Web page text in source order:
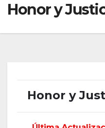
Honor y
Honor y